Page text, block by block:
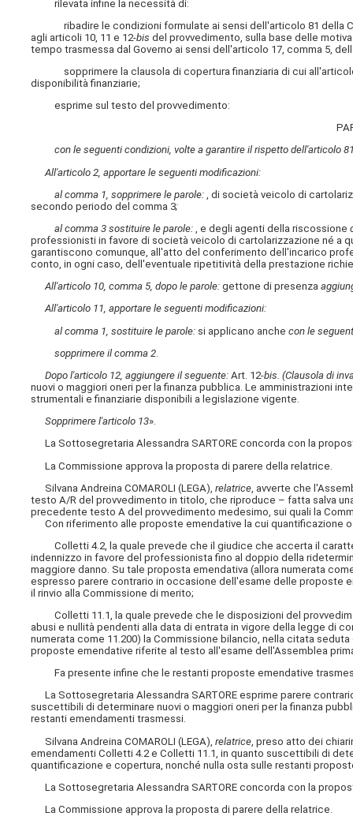
rilevata infine la necessità di:
ribadire le condizioni formulate ai sensi dell'articolo 81 della
agli articoli 10, 11 e 12-bis del provvedimento, sulla base delle
tempo trasmessa dal Governo ai sensi dell'articolo 17, comma 5,
sopprimere la clausola di copertura finanziaria di cui
disponibilità finanziarie;
esprime sul testo del provvedimento:
con le seguenti condizioni, volte a garantire il rispetto dell'articolo
All'articolo 2, apportare le seguenti modificazioni:
al comma 1, sopprimere le parole: , di società veicolo di
secondo periodo del comma 3;
al comma 3 sostituire le parole: , e degli agenti della riscossione
professionisti in favore di società veicolo di cartolarizzazione né a
garantiscono comunque, all'atto del conferimento dell'incarico
conto, in ogni caso, dell'eventuale ripetitività della prestazione
All'articolo 10, comma 5, dopo le parole: gettone di presenza
All'articolo 11, apportare le seguenti modificazioni:
al comma 1, sostituire le parole: si applicano anchecon le
sopprimere il comma 2
Dopo l'articolo 12, aggiungere il seguente: Art. 12-bis. (Clausola di
nuovi o maggiori oneri per la finanza pubblica. Le amministrazioni
strumentali e finanziarie disponibili a legislazione vigente.
Sopprimere l'articolo 13».
La Sottosegretaria Alessandra SARTORE concorda con la
La Commissione approva la proposta di parere della relatrice.
Silvana Andreina COMAROLI (LEGA),relatrice , avverte che
testo A/R del provvedimento in titolo, che riproduce – fatta salva
precedente testo A del provvedimento medesimo, sui quali la
Con riferimento alle proposte emendative la cui quantificazione
Colletti 4.2, la quale prevede che il giudice che accerta il
indennizzo in favore del professionista fino al doppio della
maggiore danno. Su tale proposta emendativa (allora numerata
espresso parere contrario in occasione dell'esame delle proposte
il rinvio alla Commissione di merito;
Colletti 11.1, la quale prevede che le disposizioni del
abusi e nullità pendenti alla data di entrata in vigore della legge di
numerata come 11.200) la Commissione bilancio, nella citata
proposte emendative riferite al testo all'esame dell'Assemblea
Fa presente infine che le restanti proposte emendative
La Sottosegretaria Alessandra SARTORE esprime parere
suscettibili di determinare nuovi o maggiori oneri per la finanza
restanti emendamenti trasmessi.
Silvana Andreina COMAROLI (LEGA),relatrice , preso atto dei
emendamenti Colletti 4.2 e Colletti 11.1, in quanto suscettibili di
quantificazione e copertura, nonché nulla osta sulle restanti
La Sottosegretaria Alessandra SARTORE concorda con la
La Commissione approva la proposta di parere della relatrice.